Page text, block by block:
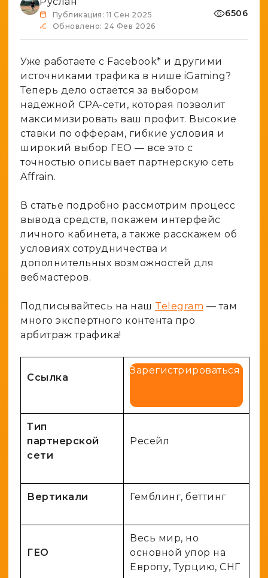
Адалт
Spy-сервисы
Вайты
Проверка анонимности
Конвертер cookies
Публикация: 11 Сен 2025
Обновлено: 24 Фев 2026
6506
Уже работаете с Facebook* и другими
источниками трафика в нише iGaming?
Теперь дело остается за выбором
надежной CPA-сети, которая позволит
максимизировать ваш профит. Высокие
ставки по офферам, гибкие условия и
широкий выбор ГЕО — все это с
точностью описывает партнерскую сеть
Affrain.
В статье подробно рассмотрим процесс
вывода средств, покажем интерфейс
личного кабинета, а также расскажем об
условиях сотрудничества и
дополнительных возможностей для
вебмастеров.
Подписывайтесь на наш Telegram — там
много экспертного контента про
арбитраж трафика!
Ссылка
Зарегистрироваться
Тип
партнерской
сети
Ресейл
Вертикали Гемблинг, беттинг
ГЕО
Весь мир, но
основной упор на
Европу, Турцию, СНГ